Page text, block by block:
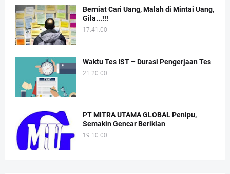
Berniat Cari Uang, Malah di Mintai Uang,
Gila...!!!
17.41.00
Waktu Tes IST – Durasi Pengerjaan Tes
21.20.00
PT MITRA UTAMA GLOBAL Penipu,
Semakin Gencar Beriklan
19.10.00